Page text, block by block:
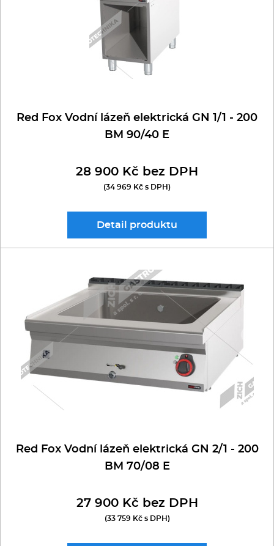
Řeznické stroje
Konvektomaty/Pece
Stolní zařízení
Transport, výdej a regen.
Multifunkce - speciály
Vařiče a výrobníky těstovin
Nástroje
Vodní lázně
Nerez
Red Fox Vodní lázeň elektrická GN 1/1 - 200
BM 90/40 E
28 900 Kč bez DPH
(34 969 Kč s DPH)
Detail produktu
Red Fox Vodní lázeň elektrická GN 2/1 - 200
BM 70/08 E
27 900 Kč bez DPH
(33 759 Kč s DPH)